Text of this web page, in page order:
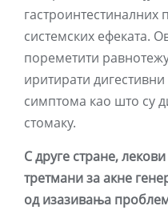
гастроинтестиналних
системских ефеката.
пореметити
иритирати
симптома као што су
стомаку.
С друге стране,
третмани за акне
од изазивања